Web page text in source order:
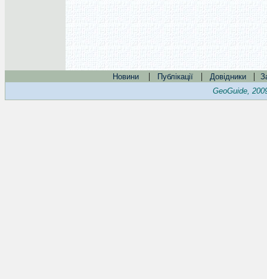
Новини | Публікації | Довідники |
GeoGuide,